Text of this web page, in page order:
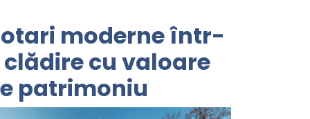
moderne într-
clădire cu valoare
patrimoniu